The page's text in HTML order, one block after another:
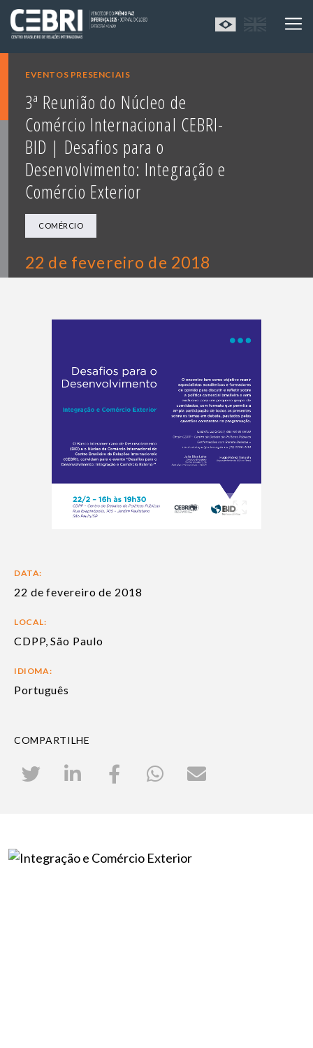
EVENTOS PRESENCIAIS
3ª Reunião do Núcleo de
Comércio Internacional CEBRI-
BID | Desafios para o
Desenvolvimento: Integração e
Comércio Exterior
COMÉRCIO
22 de fevereiro de 2018
DATA:
22 de fevereiro de 2018
LOCAL:
CDPP, São Paulo
IDIOMA:
Português
COMPARTILHE